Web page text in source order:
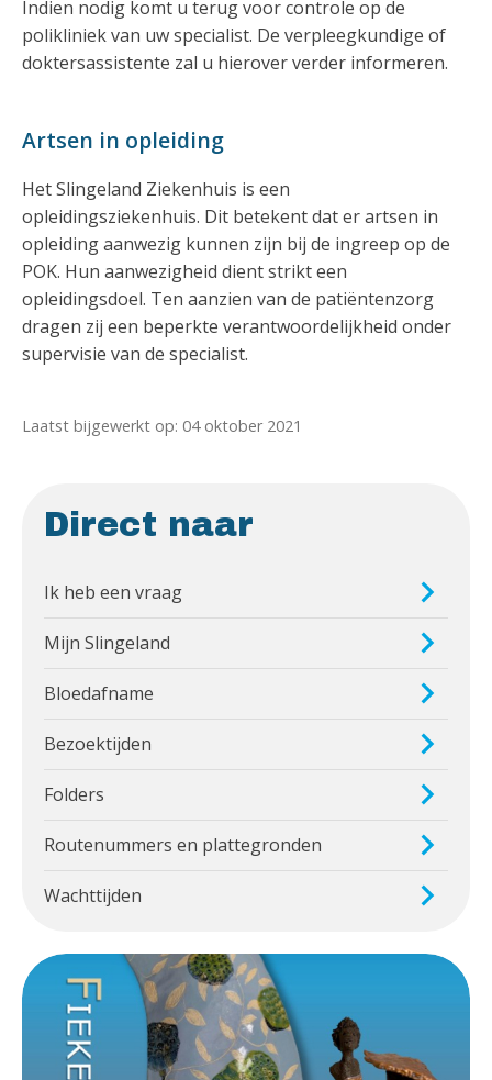
Indien nodig komt u terug voor controle op de
polikliniek van uw specialist. De verpleegkundige of
doktersassistente zal u hierover verder informeren.
Artsen in opleiding
Het Slingeland Ziekenhuis is een
opleidingsziekenhuis. Dit betekent dat er artsen in
opleiding aanwezig kunnen zijn bij de ingreep op de
POK. Hun aanwezigheid dient strikt een
opleidingsdoel. Ten aanzien van de patiëntenzorg
dragen zij een beperkte verantwoordelijkheid onder
supervisie van de specialist.
Laatst bijgewerkt op: 04 oktober 2021
Direct naar
Ik heb een vraag
Mijn Slingeland
Bloedafname
Bezoektijden
Folders
Routenummers en plattegronden
Wachttijden